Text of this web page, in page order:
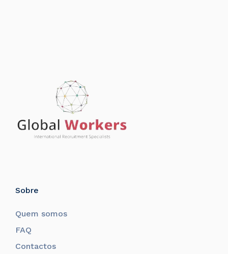
Sobre
Quem somos
FAQ
Contactos